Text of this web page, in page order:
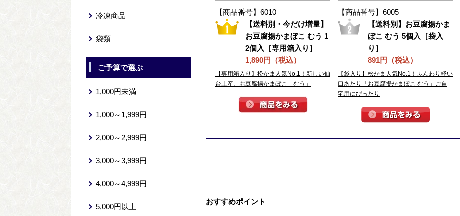
【商品番号】6010
【送料別・今だけ増量】
お豆腐揚かまぼこ むう 1
2個入［専用箱入り］
1,890円（税込）
【専用箱入り】松かま人気No.1！新しい仙
台土産、お豆腐揚かまぼこ「むう」
【商品番号】6005
【送料別】お豆腐揚かま
ぼこ むう 5個入［袋入
り］
891円（税込）
【袋入り】松かま人気No.1！ふんわり軽い
口あたり「お豆腐揚かまぼこ むう」ご自
宅用にぴったり
おすすめポイント
冷凍商品
袋類
ご予算で選ぶ
1,000円未満
1,000～1,999円
2,000～2,999円
3,000～3,999円
4,000～4,999円
5,000円以上